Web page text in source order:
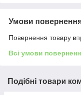
Умови
Повернення товару
Всі умови
Подібні товари